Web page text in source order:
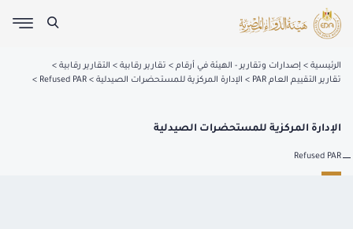
الرئيسية إصدارات وتقارير - الهيئة في أرقام تقارير رقابية
التقارير رقابية
تقارير التقييم العام PAR
الإدارة المركزية للمستحضرات الصيدلية Refused PAR
الإدارة المركزية للمستحضرات الصيدلية
Refused PAR